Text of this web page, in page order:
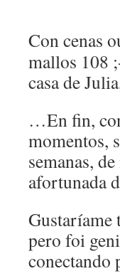
Con cenas
mallos 108
casa de
…En fin,
momentos,
semanas,
afortunada
Gustaríame
pero foi
conectando